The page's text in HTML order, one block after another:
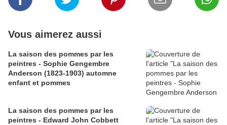
Vous aimerez aussi
La saison des pommes par les
peintres - Sophie Gengembre
Anderson (1823-1903) automne
enfant et pommes
La saison des pommes par les
peintres - Edward John Cobbett